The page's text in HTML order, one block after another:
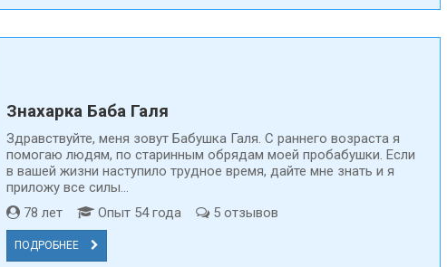
Знахарка Баба Галя
Здравствуйте, меня зовут Бабушка Галя. С раннего возраста я
помогаю людям, по старинным обрядам моей пробабушки. Если
в вашей жизни наступило трудное время, дайте мне знать и я
приложу все силы...
78 лет
Опыт 54 года 5 отзывов
ПОДРОБНЕЕ